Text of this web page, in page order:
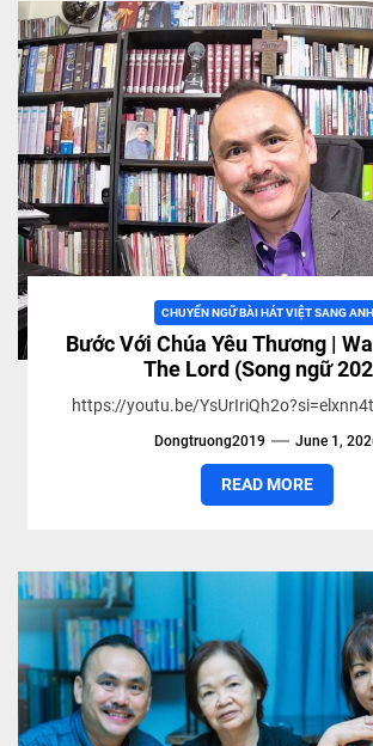
CHUYỂN NGỮ BÀI HÁT VIỆT SANG ANH
Bước Với Chúa Yêu Thương |
The Lord (Song ngữ
https://youtu.be/
Dongtruong2019 June 1,
READ MORE